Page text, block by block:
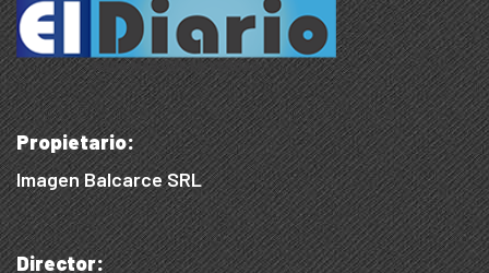
Propietario:
Imagen Balcarce SRL
Director: